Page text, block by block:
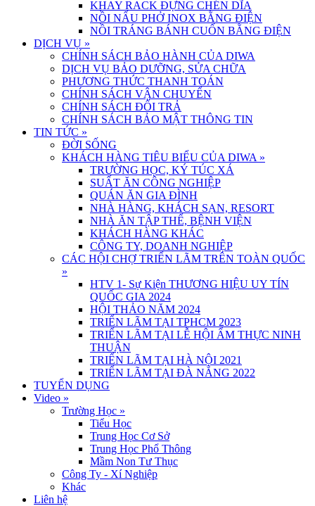
KHAY RACK ĐỰNG CHÉN DĨA
NỒI NẤU PHỞ INOX BẰNG ĐIỆN
NỒI TRÁNG BÁNH CUỐN BẰNG ĐIỆN
DỊCH VỤ »
CHÍNH SÁCH BẢO HÀNH CỦA DIWA
DỊCH VỤ BẢO DƯỠNG, SỬA CHỮA
PHƯƠNG THỨC THANH TOÁN
CHÍNH SÁCH VẬN CHUYỂN
CHÍNH SÁCH ĐỔI TRẢ
CHÍNH SÁCH BẢO MẬT THÔNG TIN
TIN TỨC »
ĐỜI SỐNG
KHÁCH HÀNG TIÊU BIỂU CỦA DIWA »
TRƯỜNG HỌC, KÝ TÚC XÁ
SUẤT ĂN CÔNG NGHIỆP
QUÁN ĂN GIA ĐÌNH
NHÀ HÀNG, KHÁCH SẠN, RESORT
NHÀ ĂN TẬP THỂ, BỆNH VIỆN
KHÁCH HÀNG KHÁC
CÔNG TY, DOANH NGHIỆP
CÁC HỘI CHỢ TRIỂN LÃM TRÊN TOÀN QUỐC
»
HTV 1- Sự Kiện THƯƠNG HIỆU UY TÍN
QUỐC GIA 2024
HỘI THẢO NĂM 2024
TRIỂN LÃM TẠI TPHCM 2023
TRIỂN LÃM TẠI LỄ HỘI ẨM THỰC NINH
THUẬN
TRIỂN LÃM TẠI HÀ NỘI 2021
TRIỂN LÃM TẠI ĐÀ NẴNG 2022
TUYỂN DỤNG
Video »
Trường Học »
Tiểu Học
Trung Học Cơ Sở
Trung Học Phổ Thông
Mầm Non Tư Thục
Công Ty - Xí Nghiệp
Khác
Liên hệ